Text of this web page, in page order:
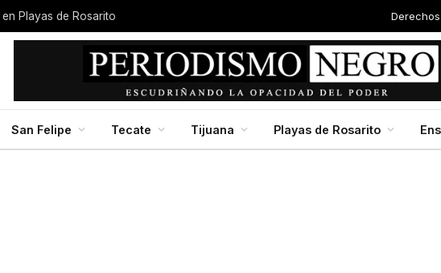
Autor
San Felipe Tecate Tijuana Playas de Rosarito